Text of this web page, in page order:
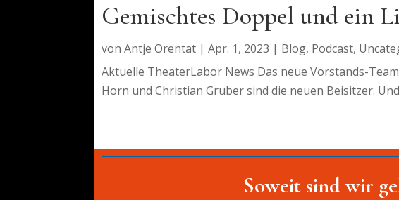
Gemischtes Doppel und ein
vonAntje Orentat |Apr. 1, 2023 | Blog, Podcast,
Aktuelle TheaterLabor News Das neue Vorstands-
Horn und Christian Gruber sind die neuen Beisitzer.
Soweit sind wir